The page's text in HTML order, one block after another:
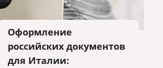
Оформление
российских документов
для Италии: